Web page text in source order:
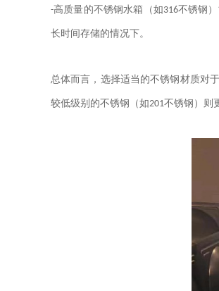
-高质量的不锈钢水箱（如316不锈钢
长时间存储的情况下。
总体而言， 选择适当的不锈钢材质对
较低级别的不锈钢（如201不锈钢）则